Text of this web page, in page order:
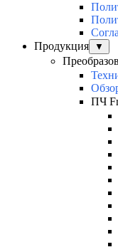
Продукция
▼
ПЧ